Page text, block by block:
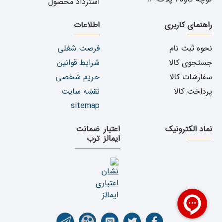
استاندارد بودن قطعه تولید شده
اعتبار شرکت فروشنده
شرکت یدک دیزل پارت با بیش از ۲۵ سال سابقه در صنعت خودرو ،
محصولات وارداتی خود را از کارخانجات معتبر و طبق استانداردهای
بین المللی تهیه و عرضه می نماید
توانید بهدسته بندی لوازم ام وی ام مدل X33 NEW جدید
نمایید یا از قسمت جستجو، قطعه مورد نظر را پیدا کنید
قیمت چراغ مه شکن عقب سمت
چپام وی ام x33 new جدید
قیمت
راهنمای کاربری
نحوه ثبت نام
جستجوی کالا
سفارشات کالا
پرداخت کالا
اطلاعات
فرصت شغلی
شرایط قوانین
حریم شخصی
نقشه سایت
sitemap
نماد الکترونیک
اعتبار
ایمالز
ضمانت
ترب